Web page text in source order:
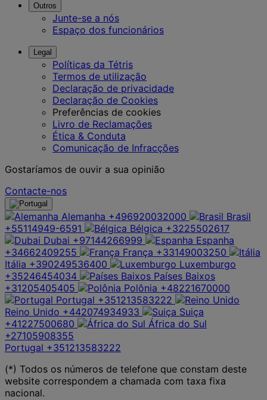
Outros
Junte-se a nós
Espaço dos funcionários
Legal
Políticas da Tétris
Termos de utilização
Declaração de privacidade
Declaração de Cookies
Preferências de cookies
Livro de Reclamações
Ética & Conduta
Comunicação de Infracções
Gostaríamos de ouvir a sua opinião
Contacte-nos
Alemanha +496920032000
Brasil
+55114949-6591
Bélgica +3225502617
Dubai +97144266999
Espanha
+34662409255
França +33149003250
Itália +390249536400
Luxemburgo
+35246454034
Países Baixos
+31205405405
Polônia +48221670000
Portugal +351213583222
Reino Unido +442074934933
Suiça
+41227500680
África do Sul
+27105908355
Portugal +351213583222
(*) Todos os números de telefone que constam deste
website correspondem a chamada com taxa fixa
nacional.